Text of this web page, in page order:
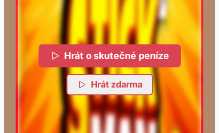
Hrát o skutečné peníze
Hrát zdarma